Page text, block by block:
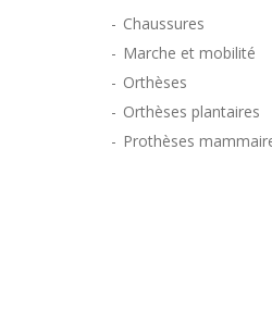
Chaussures
Marche et mobilité
Orthèses
Orthèses plantaires
Prothèses